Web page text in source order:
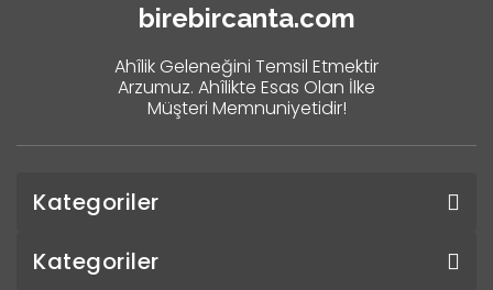
birebircanta.com
Ahîlik Geleneğini Temsil Etmektir
Arzumuz. Ahîlikte Esas Olan İlke
Müşteri Memnuniyetidir!
Kategoriler
Kategoriler